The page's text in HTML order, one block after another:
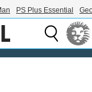
PS Plus Essential